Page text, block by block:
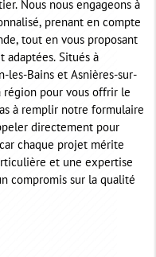
Nous nous engageons à
prenant en compte
tout en vous proposant
adaptées. Situés à
les-Bains et Asnières-sur-
région pour vous offrir le
à remplir notre formulaire
directement pour
chaque projet mérite
et une expertise
compromis sur la qualité